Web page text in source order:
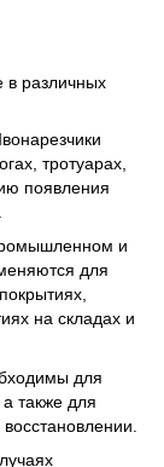
в различных
тротуарах,
появления
и
для
на складах и
для
также для